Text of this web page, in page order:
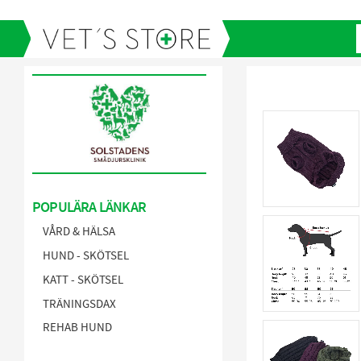
POPULÄRA LÄNKAR
VÅRD & HÄLSA
HUND - SKÖTSEL
KATT - SKÖTSEL
TRÄNINGSDAX
REHAB HUND